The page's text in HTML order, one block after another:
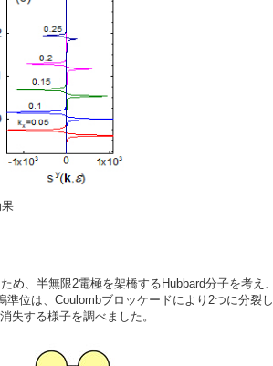
、半無限2電極を架橋するHubbard分子を考え、
位は、Coulombブロッケードにより2つに分裂し
失する様子を調べました。